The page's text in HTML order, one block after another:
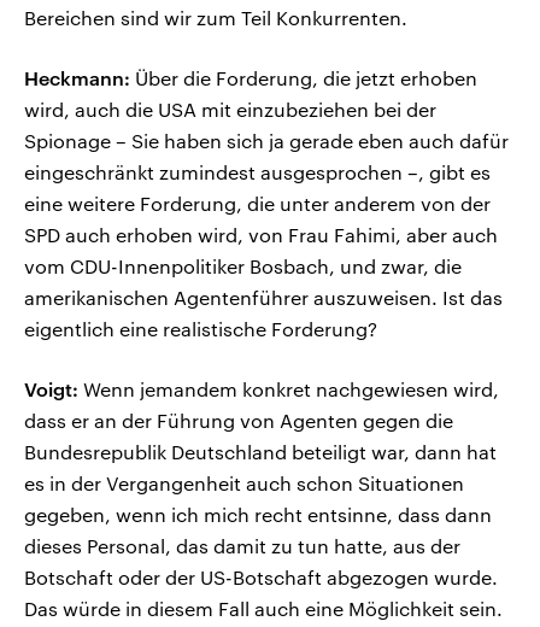
Bereichen sind wir zum Teil Konkurrenten.
Heckmann: Über die Forderung, die jetzt erhoben
wird, auch die USA mit einzubeziehen bei der
Spionage – Sie haben sich ja gerade eben auch dafür
eingeschränkt zumindest ausgesprochen –, gibt es
eine weitere Forderung, die unter anderem von der
SPD auch erhoben wird, von Frau Fahimi, aber auch
vom CDU-Innenpolitiker Bosbach, und zwar, die
amerikanischen Agentenführer auszuweisen. Ist das
eigentlich eine realistische Forderung?
Voigt: Wenn jemandem konkret nachgewiesen wird,
dass er an der Führung von Agenten gegen die
Bundesrepublik Deutschland beteiligt war, dann hat
es in der Vergangenheit auch schon Situationen
gegeben, wenn ich mich recht entsinne, dass dann
dieses Personal, das damit zu tun hatte, aus der
Botschaft oder der US-Botschaft abgezogen wurde.
Das würde in diesem Fall auch eine Möglichkeit sein.